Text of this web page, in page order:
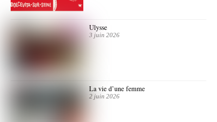
Ulysse
3 juin 2026
La vie d’une femme
2 juin 2026